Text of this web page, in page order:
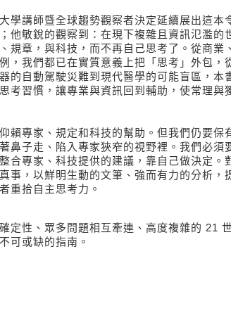
講師暨全球趨勢觀察者決定延續展出這本
他敏銳的觀察到：在現下複雜且資訊氾濫的
規章，與科技，而不再自己思考了。從商業
，我們都已在實質意義上把「思考」外包，
自動駕駛災難到現代醫學的可能盲區，本
考習慣，讓專業與資訊回到輔助，使常理與
專家、規定和科技的幫助。但我們仍要保
鼻子走、陷入專家狹窄的視野裡。我們必須
合專家、科技提供的建議，靠自己做決定。
事，以鮮明生動的文筆、強而有力的分析，
重拾自主思考力。
性、眾多問題相互牽連、高度複雜的 21
可或缺的指南。